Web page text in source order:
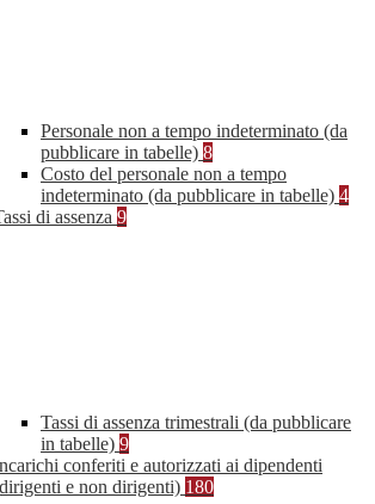
Personale non a tempo indeterminato (da
pubblicare in tabelle) 8
Costo del personale non a tempo
indeterminato (da pubblicare in tabelle) 4
di assenza 9
Tassi di assenza trimestrali (da pubblicare
in tabelle) 9
conferiti e autorizzati ai dipendenti
e non dirigenti) 180